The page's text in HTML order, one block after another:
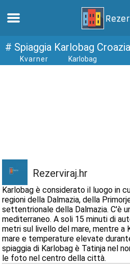
Casa
webcams
Incontra Croazia
musei
# Spiaggia Karlobag Croazia
Kvarner Karlobag
Rezerviraj.hr
Karlobag è considerato il luogo in
regioni della Dalmazia, della
settentrionale della Dalmazia. C'è
mediterraneo. A soli 15 minuti di
metri sul livello del mare, mentre a
mare e temperature elevate
spiaggia di Karlobag è Tatinja nel
le foto nel centro della città.